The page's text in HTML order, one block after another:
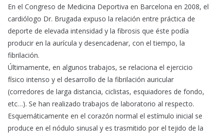
En el Congreso de Medicina Deportiva en Barcelona en 2008, el
cardiólogo Dr. Brugada expuso la relación entre práctica de
deporte de elevada intensidad y la fibrosis que éste podía
producir en la aurícula y desencadenar, con el tiempo, la
fibrilación.
Últimamente, en algunos trabajos, se relaciona el ejercicio
físico intenso y el desarrollo de la fibrilación auricular
(corredores de larga distancia, ciclistas, esquiadores de fondo,
etc…). Se han realizado trabajos de laboratorio al respecto.
Esquemáticamente en el corazón normal el estímulo inicial se
produce en el nódulo sinusal y es trasmitido por el tejido de la